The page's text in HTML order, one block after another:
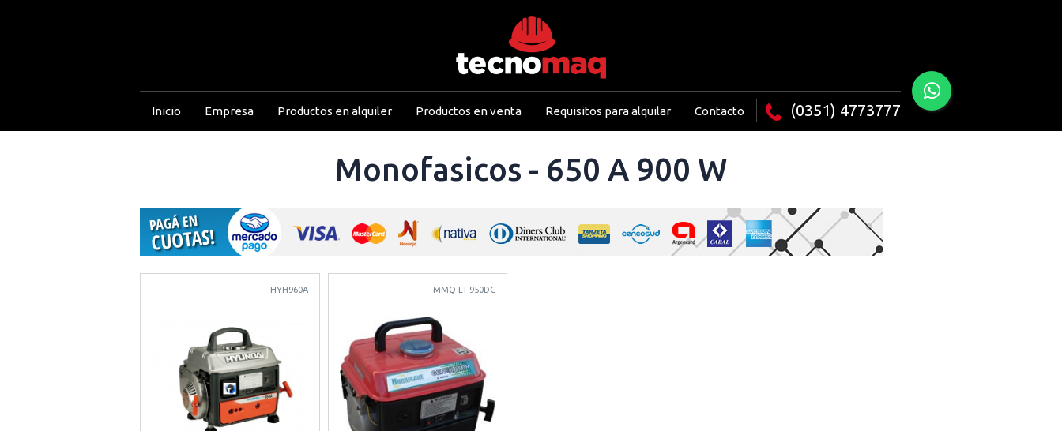
Inicio Empresa Productos en alquiler Productos en venta Requisitos para alquilar Contacto (0351) 4773777
Monofasicos - 650 A 900 W
HYH960A MMQ-LT-950DC